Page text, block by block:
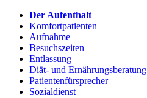
Der Aufenthalt
Komfortpatienten
Aufnahme
Besuchszeiten
Entlassung
Diät- und Ernährungsberatung
Patientenfürsprecher
Sozialdienst